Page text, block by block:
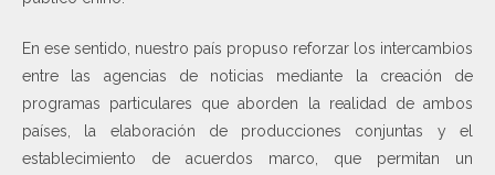
En ese sentido, nuestro país propuso reforzar los intercambios
entre las agencias de noticias mediante la creación de
programas particulares que aborden la realidad de ambos
países, la elaboración de producciones conjuntas y el
establecimiento de acuerdos marco, que permitan un